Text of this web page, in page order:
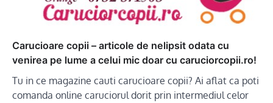
Carucioare copii – articole de nelipsit odata cu
venirea pe lume a celui mic doar cu caruciorcopii.ro!
Tu in ce magazine cauti carucioare copii? Ai aflat ca poti
comanda online caruciorul dorit prin intermediul celor